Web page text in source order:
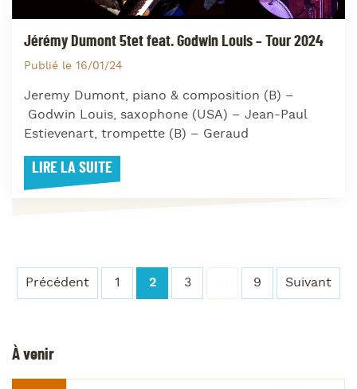
Jérémy Dumont 5tet feat. Godwin Louis – Tour 2024
Publié le 16/01/24
Jeremy Dumont, piano & composition (B) –
Godwin Louis, saxophone (USA) – Jean-Paul
Estievenart, trompette (B) – Geraud
LIRE LA SUITE
Précédent 1 2 3 … 9 Suivant
À venir